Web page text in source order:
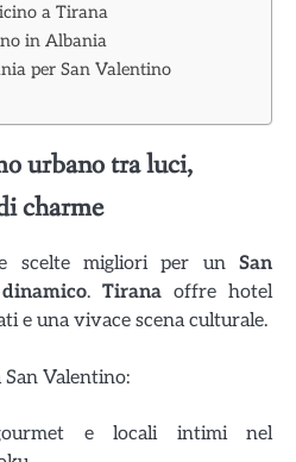
a Tirana
in Albania
per San Valentino
urbano tra luci,
charme
scelte migliori per un San
. Tiranaoffre hotel
e una vivace scena culturale.
San Valentino:
e locali intimi nel